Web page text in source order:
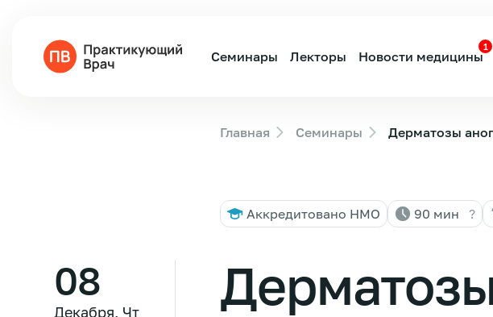
Семинары Лекторы Новости медицины
1
Главная Семинары Дерматозы
Аккредитовано НМО 90 мин ?
08
Декабря, Чт